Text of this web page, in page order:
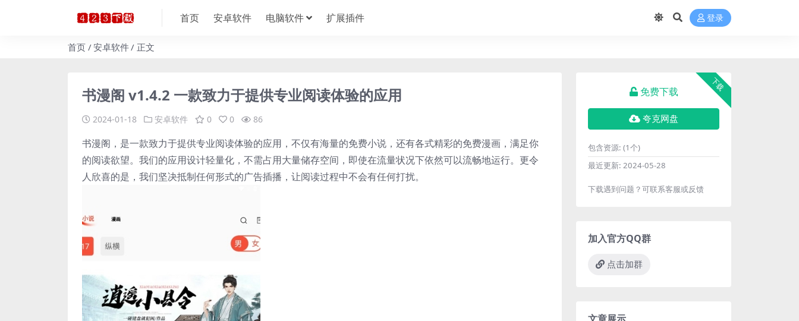
首页 安卓软件 电脑软件 扩展插件 登录
首页 安卓软件 正文
书漫阁 v1.4.2 一款致力于提供专业阅读体验的应用
2024-01-18 安卓软件 0 0 86
书漫阁，是一款致力于提供专业阅读体验的应用，不仅有海量的免费小说，还有各式精彩的免费漫画，满足你
的阅读欲望。我们的应用设计轻量化，不需占用大量储存空间，即使在流量状况下依然可以流畅地运行。更令
人欣喜的是，我们坚决抵制任何形式的广告插播，让阅读过程中不会有任何打扰。
下载
免费下载
夸克网盘
包含资源: (1个)
最近更新: 2024-05-28
下载遇到问题？可联系客服或反馈
加入官方QQ群
点击加群